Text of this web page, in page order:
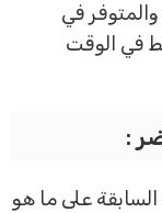
في
الوقت
:
على ما هو